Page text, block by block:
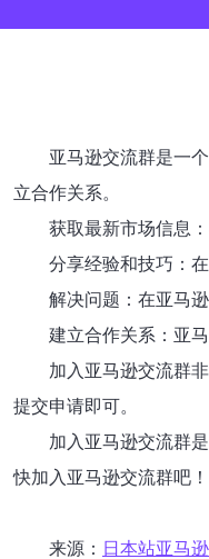
亚马逊交流群是一
立合作关系。
获取最新市场信息
分享经验和技巧：
解决问题：在亚马
建立合作关系：亚
加入亚马逊交流群
提交申请即可。
加入亚马逊交流群
快加入亚马逊交流群吧！
来源： 日本站亚马